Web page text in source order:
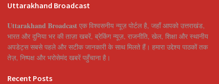
Uttarakhand Broadcast
Uttarakhand Broadcast एक विश्वसनीय न्यूज़ पोर्टल है, जहाँ आपको उत्तराखंड,
भारत और दुनिया भर की ताज़ा खबरें, ब्रेकिंग न्यूज़, राजनीति, खेल, शिक्षा और स्थानीय
अपडेट्स सबसे पहले और सटीक जानकारी के साथ मिलते हैं। हमारा उद्देश्य पाठकों तक
तेज़, निष्पक्ष और भरोसेमंद खबरें पहुँचाना है।
Recent Posts